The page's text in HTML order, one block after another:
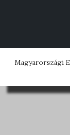
Magyarországi